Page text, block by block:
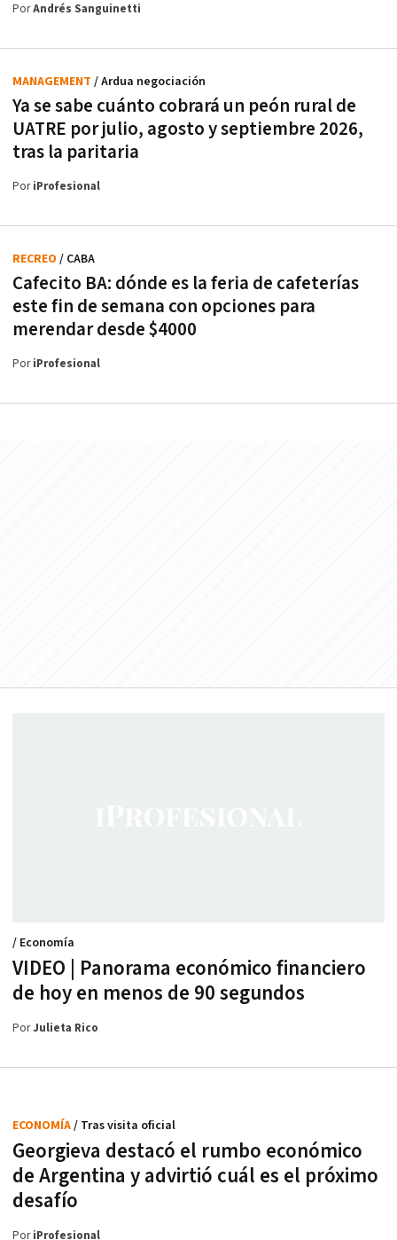
PorAndrés Sanguinetti
Ya se sabe cuánto cobrará un peón rural de
UATRE por julio, agosto y septiembre 2026,
tras la paritaria
MANAGEMENT / Ardua negociación
PoriProfesional
Cafecito BA: dónde es la feria de cafeterías
este fin de semana con opciones para
merendar desde $4000
RECREO / CABA
PoriProfesional
VIDEO | Panorama económico financiero
de hoy en menos de 90 segundos
/ Economía
PorJulieta Rico
Georgieva destacó el rumbo económico
de Argentina y advirtió cuál es el próximo
desafío
ECONOMÍA/ Tras visita oficial
PoriProfesional